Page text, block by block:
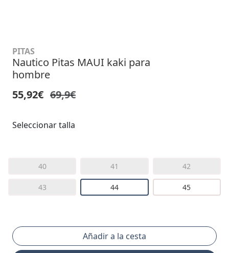
PITAS
Nautico Pitas MAUI kaki para
hombre
55,92€ 69,9€
Seleccionar talla
40 41 42
43 44 45